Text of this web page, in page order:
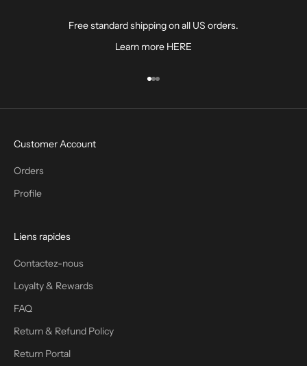
Free standard shipping on all US orders.
Learn more HERE
Aller à l'élément 1
Aller à l'élément 2
Aller à l'élément 3
Customer Account
Orders
Profile
Liens rapides
Contactez-nous
Loyalty & Rewards
FAQ
Return & Refund Policy
Return Portal